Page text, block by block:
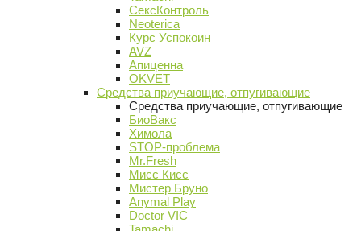
СексКонтроль
Neoterica
Курс Успокоин
AVZ
Апиценна
OKVET
Средства приучающие, отпугивающие
Средства приучающие, отпугивающие
БиоВакс
Химола
STOP-проблема
Mr.Fresh
Мисс Кисс
Мистер Бруно
Anymal Play
Doctor VIC